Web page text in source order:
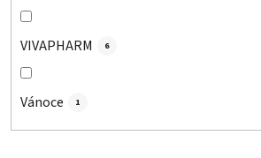
VIVAPHARM 6
Vánoce 1